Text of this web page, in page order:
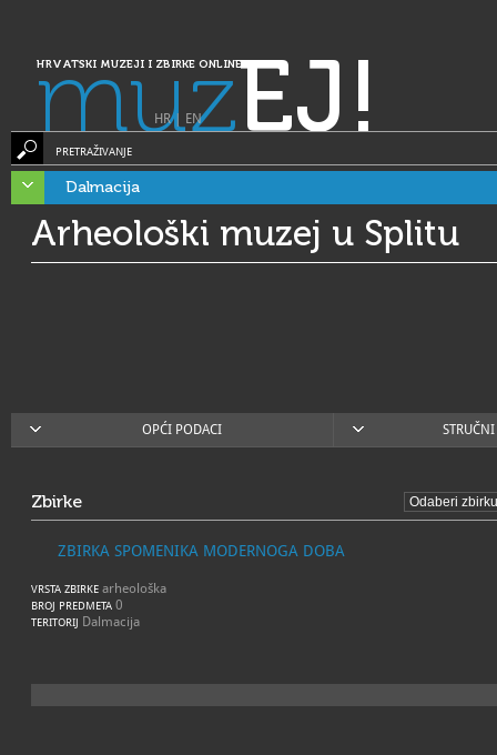
HRVATSKI MUZEJI I ZBIRKE ONLINE
muzEJ!
HR| EN
PRETRAŽIVANJE
Dalmacija
Arheološki muzej u Splitu
OPĆI PODACI
Zbirke
ZBIRKA SPOMENIKA MODERNOGA DOBA
VRSTA ZBIRKE arheološka
BROJ PREDMETA 0
TERITORIJ Dalmacija